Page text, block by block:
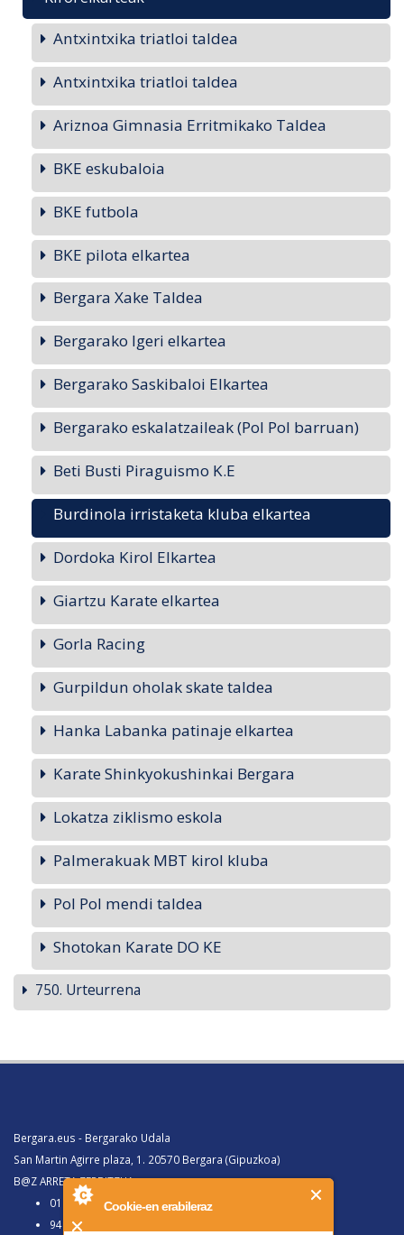
Cookie-en erabileraz
Antxintxika triatloi taldea
Antxintxika triatloi taldea
Ariznoa Gimnasia Erritmikako Taldea
BKE eskubaloia
BKE futbola
BKE pilota elkartea
Bergara Xake Taldea
Bergarako Igeri elkartea
Bergarako Saskibaloi Elkartea
Bergarako eskalatzaileak (Pol Pol barruan)
Beti Busti Piraguismo K.E
Burdinola irristaketa kluba elkartea
Dordoka Kirol Elkartea
Giartzu Karate elkartea
Gorla Racing
Gurpildun oholak skate taldea
Hanka Labanka patinaje elkartea
Karate Shinkyokushinkai Bergara
Lokatza ziklismo eskola
Palmerakuak MBT kirol kluba
Pol Pol mendi taldea
Shotokan Karate DO KE
750. Urteurrena
Bergara.eus - Bergarako Udala
San Martin Agirre plaza, 1. 20570 Bergara (Gipuzkoa)
B@Z ARRETA ZERBITZUA:
010, Bergaratik deituz gero
943 77 91 00, Bergaraz kanpotik deituz gero